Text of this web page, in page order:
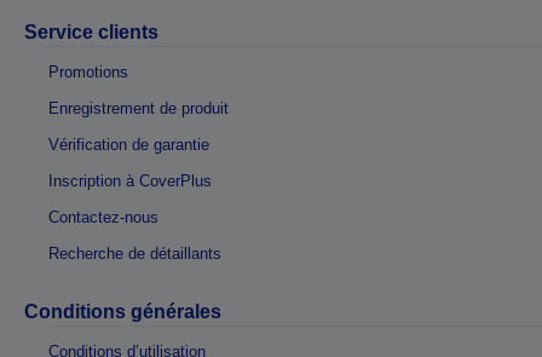
Service clients
Promotions
Enregistrement de produit
Vérification de garantie
Inscription à CoverPlus
Contactez-nous
Recherche de détaillants
Conditions générales
Conditions d’utilisation